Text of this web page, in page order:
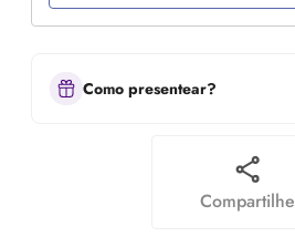
Como presentear?
Compartilhe